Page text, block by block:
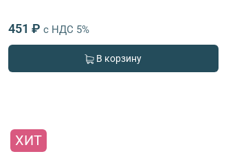
451 ₽ с НДС 5%
В корзину
ХИТ